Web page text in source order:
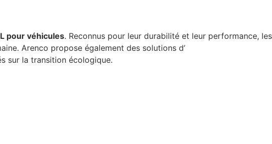
pour véhicules. Reconnus pour leur durabilité et leur performance, les
Arenco propose également des solutions d’
sur la transition écologique.